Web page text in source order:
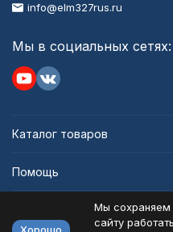
info@elm327rus.ru
Мы в социальных сетях:
Каталог товаров
Помощь
Мы сохраняем
сайту